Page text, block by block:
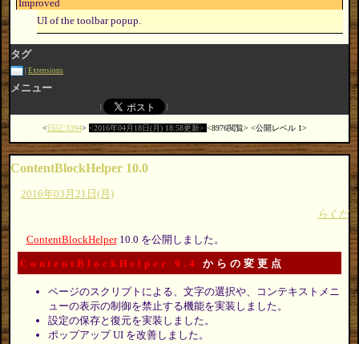
Improved
UI of the toolbar popup.
タグ
Extensions
メニュー
日記:3394 2016年04月18日(月) 18:58更新 8976閲覧 公開レベル 1
ContentBlockHelper 10.0
2016年03月21日(月)
らくだ
ContentBlockHelper10.0 を公開しました。
ContentBlockHelper 9.4 からの変更点
ページのスクリプトによる、文字の選択や、コンテキストメニ
ューの表示の制御を禁止する機能を実装しました。
設定の保存と復元を実装しました。
ポップアップ UI を改善しました。